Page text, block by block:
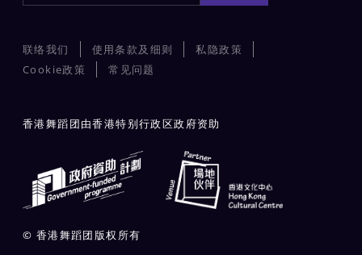
联络我们 使用条款及细则
私隐政策
Cookie政策
常见问题
香港舞蹈团由香港特别行政区政府资助
© 香港舞蹈团版权所有